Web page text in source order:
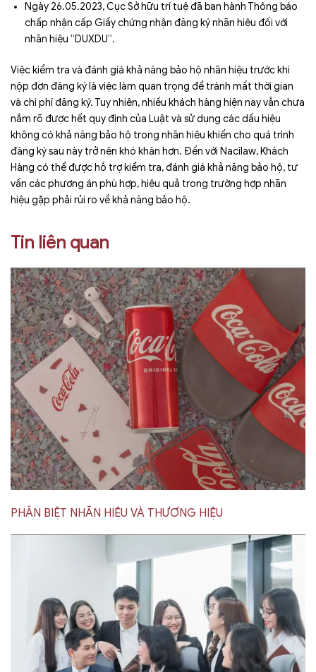
Ngày 26.05.2023, Cục Sở hữu trí tuệ đã ban hành Thông báo
chấp nhận cấp Giấy chứng nhận đăng ký nhãn hiệu đối với
nhãn hiệu “DUXDU”.
Việc kiểm tra và đánh giá khả năng bảo hộ nhãn hiệu trước khi
nộp đơn đăng ký là việc làm quan trọng để tránh mất thời gian
và chi phí đăng ký. Tuy nhiên, nhiều khách hàng hiện nay vẫn chưa
nắm rõ được hết quy định của Luật và sử dụng các dấu hiệu
không có khả năng bảo hộ trong nhãn hiệu khiến cho quá trình
đăng ký sau này trở nên khó khăn hơn. Đến với Nacilaw, Khách
Hàng có thể được hỗ trợ kiểm tra, đánh giá khả năng bảo hộ, tư
vấn các phương án phù hợp, hiệu quả trong trường hợp nhãn
hiệu gặp phải rủi ro về khả năng bảo hộ.
Tin liên quan
PHÂN BIỆT NHÃN HIỆU VÀ THƯƠNG HIỆU